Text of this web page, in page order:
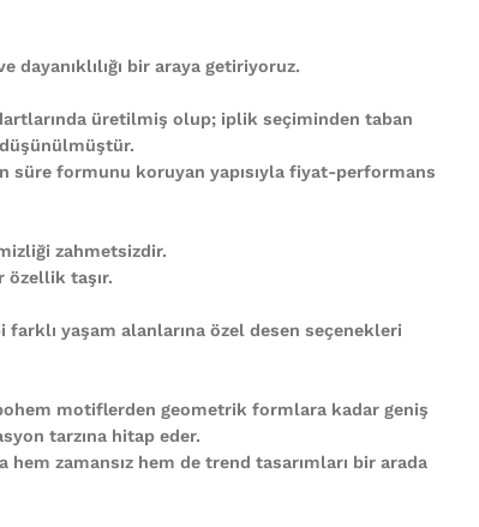
dayanıklılığı bir araya getiriyoruz.
üretilmiş olup; iplik seçiminden taban
süre formunu koruyan yapısıyla fiyat-performans
zahmetsizdir.
özellik taşır.
yaşam alanlarına özel desen seçenekleri
motiflerden geometrik formlara kadar geniş
tarzına hitap eder.
hem zamansız hem de trend tasarımları bir arada